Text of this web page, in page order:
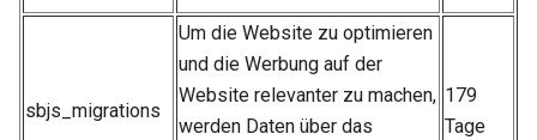
sbjs_migrations
Um die Website zu optimieren
und die Werbung auf der
Website relevanter zu machen,
werden Daten über das
179
Tage